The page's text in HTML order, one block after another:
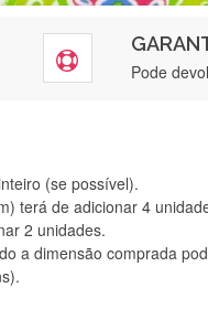
Pode
(se possível).
terá de adicionar 4
2 unidades.
a dimensão comprada
Encomenda direitinha.